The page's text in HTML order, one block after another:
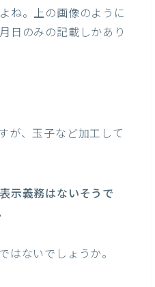
ね。上の画像のように
日のみの記載しかあり
が、玉子など加工して
示義務はないそうで
ないでしょうか。